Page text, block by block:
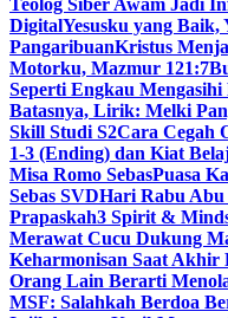
Teolog Siber Awam Jadi
DigitalYesusku yang
PangaribuanKristus
Motorku, Mazmur 121:7
Seperti Engkau
Batasnya, Lirik: Melki
Skill Studi S2Cara Cegah
1-3 (Ending) dan Kiat
Misa Romo SebasPuasa
Sebas SVDHari Rabu Abu
Prapaskah3 Spirit &
Merawat Cucu Dukung
Keharmonisan Saat Akhir
Orang Lain Berarti
MSF: Salahkah Berdoa